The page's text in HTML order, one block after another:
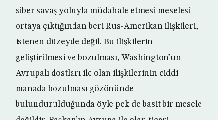
siber savaş yoluyla müdahale etmesi meselesi
ortaya çıktığından beri Rus-Amerikan ilişkileri,
istenen düzeyde değil. Bu ilişkilerin
geliştirilmesi ve bozulması, Washington’un
Avrupalı dostları ile olan ilişkilerinin ciddi
manada bozulması gözönünde
bulundurulduğunda öyle pek de basit bir mesele